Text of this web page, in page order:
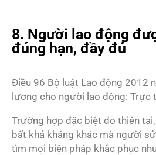
8. Người lao động
đúng hạn, đầy đủ
Điều 96 Bộ luật Lao động 2012
lương cho người lao động: Trực
Trường hợp đặc biệt do thiên
bất khả kháng khác mà người
tìm mọi biện pháp khắc phục